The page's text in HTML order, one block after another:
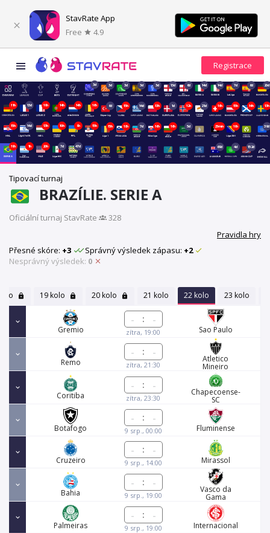
StavRate App
Free
4.9
3d 3d 3d 3d 3d 13d 6d 14d 14d 7d 6d 20d
11h 13d 19h 14h 14h 16h 6d 15h 14d 13h 1d 12h 21d 16h 15h 14h 13h
15h 14d 13h 10h 9h 15h 15h 18h 7d 16h 16h 5d 25min 19h 39d
19h 1h 20h 7d 47d 69d 4d 152d
Tipovací turnaj
BRAZÍLIE. SERIE A
Oficiální turnaj StavRate·
328
Pravidla hry
Přesné skóre: +3 Správný výsledek zápasu: +2
Nesprávný výsledek: 0
19 kolo 20 kolo 21 kolo 22 kolo 23 kolo
Gremio
:
zítra, 19:00 Sao Paulo
Remo
:
zítra, 21:30
Atletico
Mineiro
Coritiba
:
zítra, 23:30
Chapecoense-
SC
Botafogo
:
9 srp., 00:00 Fluminense
Cruzeiro
:
9 srp., 14:00 Mirassol
Bahia
:
9 srp., 19:00
Vasco da
Gama
Palmeiras
:
9 srp., 19:00 Internacional